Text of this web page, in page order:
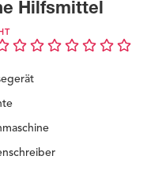
Hilfsmittel